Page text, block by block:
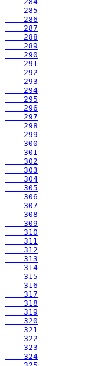
    285
    286
    287
    288
    289
    290
    291
    292
    293
    294
    295
    296
    297
    298
    299
    300
    301
    302
    303
    304
    305
    306
    307
    308
    309
    310
    311
    312
    313
    314
    315
    316
    317
    318
    319
    320
    321
    322
    323
    324